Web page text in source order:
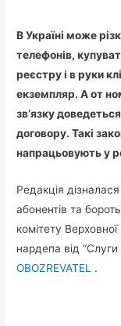
В Україні може
телефонів,
реєстру і в руки
екземпляр. А от
зв’язку
договору. Такі
напрацьовують у
Редакція
абонентів та
комітету
нардепа від
OBOZREVATEL
.